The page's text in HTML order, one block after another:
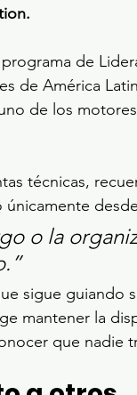
de
de América
de los
técnicas,
o la
sigue guiando
mantener la
que nadie